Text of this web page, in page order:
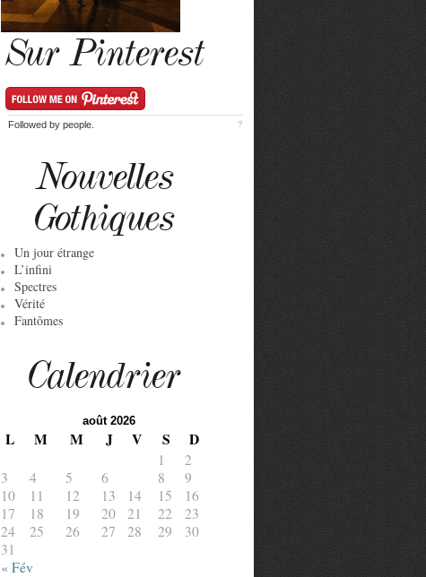
Sur Pinterest
Followed by people. ?
Nouvelles
Gothiques
Un jour étrange
L’infini
Spectres
Vérité
Fantômes
Calendrier
août 2026
L M M J V S D
1
2
3
4 5 6 8
9
10
11 12 13 14 15
16
17
18 19 20 21 22
23
24
25 26 27 28 29
30
31
« Fév